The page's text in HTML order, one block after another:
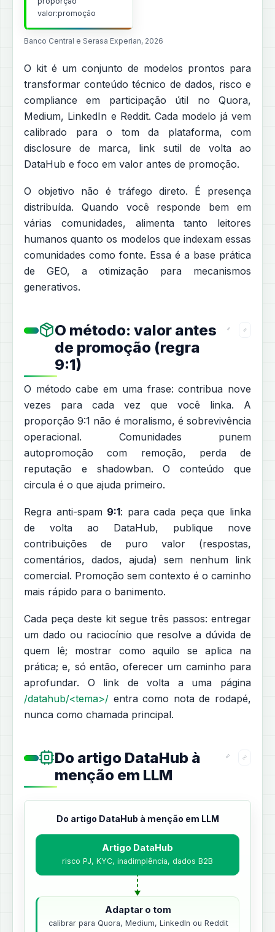
valor:promoção
Banco Central e Serasa Experian, 2026
O kit é um conjunto de modelos prontos para
transformar conteúdo técnico de dados, risco e
compliance em participação útil no Quora,
Medium, LinkedIn e Reddit. Cada modelo já vem
calibrado para o tom da plataforma, com
disclosure de marca, link sutil de volta ao
DataHub e foco em valor antes de promoção.
O objetivo não é tráfego direto. É presença
distribuída. Quando você responde bem em
várias comunidades, alimenta tanto leitores
humanos quanto os modelos que indexam essas
comunidades como fonte. Essa é a base prática
de GEO, a otimização para mecanismos
generativos.
O método: valor antes
de promoção (regra
9:1)
O método cabe em uma frase: contribua nove
vezes para cada vez que você linka. A
proporção 9:1 não é moralismo, é sobrevivência
operacional. Comunidades punem
autopromoção com remoção, perda de
reputação e shadowban. O conteúdo que
circula é o que ajuda primeiro.
Regra anti-spam 9:1: para cada peça que linka
de volta ao DataHub, publique nove
contribuições de puro valor (respostas,
comentários, dados, ajuda) sem nenhum link
comercial. Promoção sem contexto é o caminho
mais rápido para o banimento.
Cada peça deste kit segue três passos: entregar
um dado ou raciocínio que resolve a dúvida de
quem lê; mostrar como aquilo se aplica na
prática; e, só então, oferecer um caminho para
aprofundar. O link de volta a uma página
/datahub/<tema>/ entra como nota de rodapé,
nunca como chamada principal.
Do artigo DataHub à
menção em LLM
Do artigo DataHub à menção em LLM
Artigo DataHub
risco PJ, KYC, inadimplência, dados B2B
Adaptar o tom
calibrar para Quora, Medium, LinkedIn ou Reddit